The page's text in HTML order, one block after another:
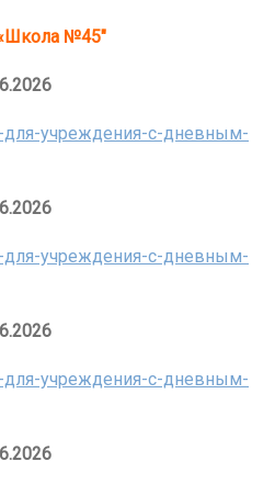
№45″
учреждения-с-дневным-
учреждения-с-дневным-
учреждения-с-дневным-